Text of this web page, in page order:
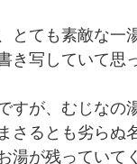
とても素敵な一
き写していて思
すが、むじな
さるとも劣らぬ
湯が残っていて